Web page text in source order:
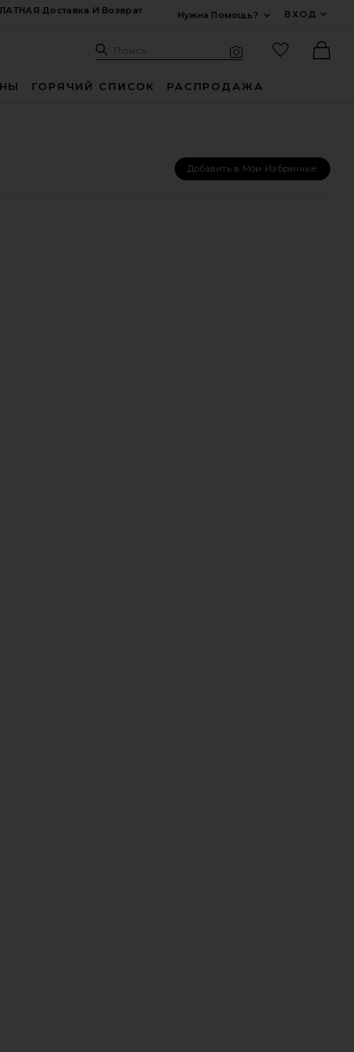
Доставка И Возврат
Нужна Помощь?
ВХОД
Поиск: Site
Поиск
ГОРЯЧИЙ СПИСОК РАСПРОДАЖА
Добавить в Мои Избранные